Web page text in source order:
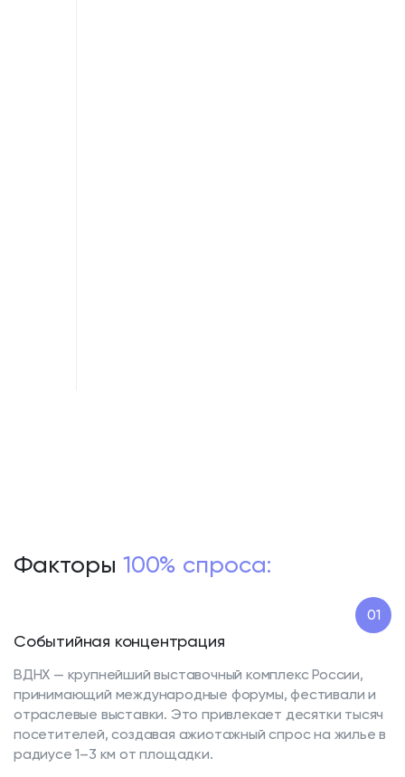
Факторы 100% спроса:
01
Событийная концентрация
ВДНХ — крупнейший выставочный комплекс России,
принимающий международные форумы, фестивали и
отраслевые выставки. Это привлекает десятки тысяч
посетителей, создавая ажиотажный спрос на жилье в
радиусе 1–3 км от площадки.